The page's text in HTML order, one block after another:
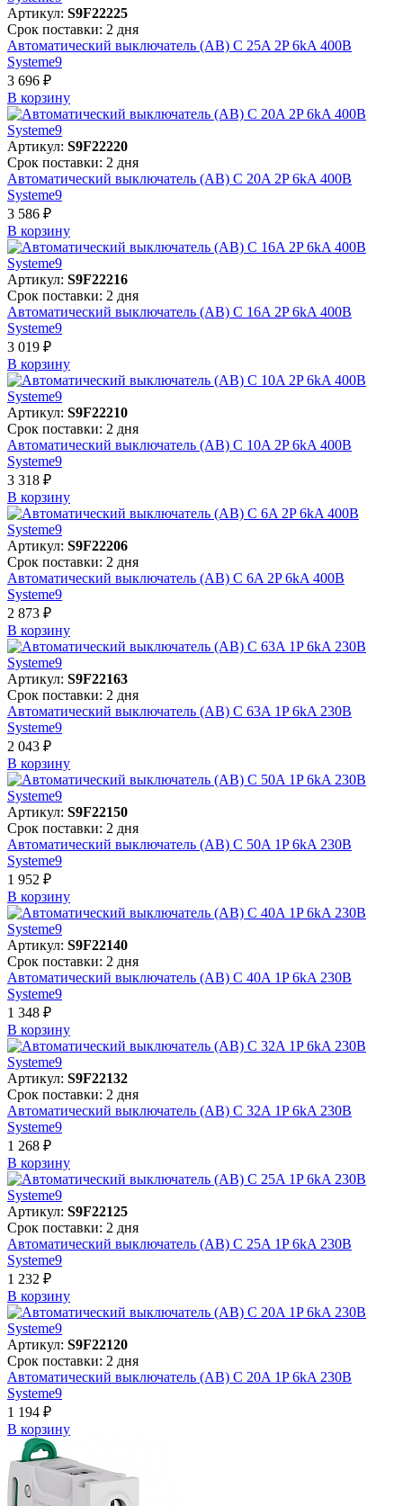
Артикул: S9F22225
Срок поставки: 2 дня
Автоматический выключатель (АВ) C 25A 2P 6kA 400В
Systeme9
3 696 ₽
В корзинy
Артикул: S9F22220
Срок поставки: 2 дня
Автоматический выключатель (АВ) C 20A 2P 6kA 400В
Systeme9
3 586 ₽
В корзинy
Артикул: S9F22216
Срок поставки: 2 дня
Автоматический выключатель (АВ) C 16A 2P 6kA 400В
Systeme9
3 019 ₽
В корзинy
Артикул: S9F22210
Срок поставки: 2 дня
Автоматический выключатель (АВ) C 10A 2P 6kA 400В
Systeme9
3 318 ₽
В корзинy
Артикул: S9F22206
Срок поставки: 2 дня
Автоматический выключатель (АВ) C 6A 2P 6kA 400В
Systeme9
2 873 ₽
В корзинy
Артикул: S9F22163
Срок поставки: 2 дня
Автоматический выключатель (АВ) C 63A 1P 6kA 230В
Systeme9
2 043 ₽
В корзинy
Артикул: S9F22150
Срок поставки: 2 дня
Автоматический выключатель (АВ) C 50A 1P 6kA 230В
Systeme9
1 952 ₽
В корзинy
Артикул: S9F22140
Срок поставки: 2 дня
Автоматический выключатель (АВ) C 40A 1P 6kA 230В
Systeme9
1 348 ₽
В корзинy
Артикул: S9F22132
Срок поставки: 2 дня
Автоматический выключатель (АВ) C 32A 1P 6kA 230В
Systeme9
1 268 ₽
В корзинy
Артикул: S9F22125
Срок поставки: 2 дня
Автоматический выключатель (АВ) C 25A 1P 6kA 230В
Systeme9
1 232 ₽
В корзинy
Артикул: S9F22120
Срок поставки: 2 дня
Автоматический выключатель (АВ) C 20A 1P 6kA 230В
Systeme9
1 194 ₽
В корзинy